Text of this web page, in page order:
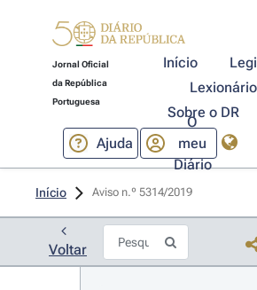
Jornal Oficial
da República
Portuguesa
Início
Lexionário
Sobre o DR
Ajuda
O
meu
Diário
Início Aviso n.º 5314/2019
Voltar